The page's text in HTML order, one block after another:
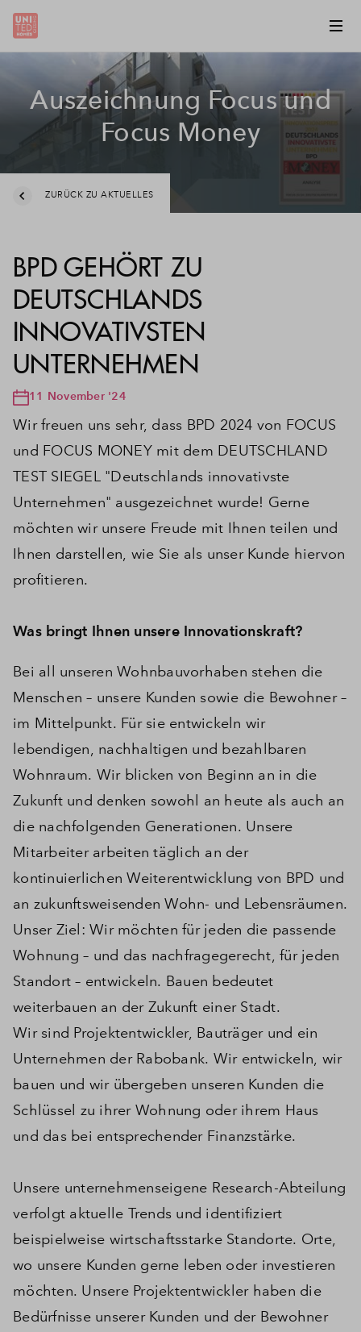
Auszeichnung Focus und
Focus Money
ZURÜCK ZU AKTUELLES
BPD GEHÖRT ZU
DEUTSCHLANDS
INNOVATIVSTEN
UNTERNEHMEN
11 November '24
Wir freuen uns sehr, dass BPD 2024 von FOCUS
und FOCUS MONEY mit dem DEUTSCHLAND
TEST SIEGEL "Deutschlands innovativste
Unternehmen" ausgezeichnet wurde! Gerne
möchten wir unsere Freude mit Ihnen teilen und
Ihnen darstellen, wie Sie als unser Kunde hiervon
profitieren.
Was bringt Ihnen unsere Innovationskraft?
Bei all unseren Wohnbauvorhaben stehen die
Menschen – unsere Kunden sowie die Bewohner –
im Mittelpunkt. Für sie entwickeln wir
lebendigen, nachhaltigen und bezahlbaren
Wohnraum. Wir blicken von Beginn an in die
Zukunft und denken sowohl an heute als auch an
die nachfolgenden Generationen. Unsere
Mitarbeiter arbeiten täglich an der
kontinuierlichen Weiterentwicklung von BPD und
an zukunftsweisenden Wohn- und Lebensräumen.
Unser Ziel: Wir möchten für jeden die passende
Wohnung – und das nachfragegerecht, für jeden
Standort – entwickeln. Bauen bedeutet
weiterbauen an der Zukunft einer Stadt.
Wir sind Projektentwickler, Bauträger und ein
Unternehmen der Rabobank. Wir entwickeln, wir
bauen und wir übergeben unseren Kunden die
Schlüssel zu ihrer Wohnung oder ihrem Haus
und das bei entsprechender Finanzstärke.
Unsere unternehmenseigene Research-Abteilung
verfolgt aktuelle Trends und identifiziert
beispielweise wirtschaftsstarke Standorte. Orte,
wo unsere Kunden gerne leben oder investieren
möchten. Unsere Projektentwickler haben die
Bedürfnisse unserer Kunden und der Bewohner